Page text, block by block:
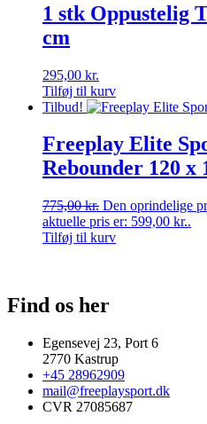
1 stk Oppustelig
cm
295,00 kr.
Tilføj til kurv
Tilbud!
Freeplay Elite
Rebounder 120 x
775,00kr. Den oprindelige
aktuelle pris er: 599,00 kr..
Tilføj til kurv
Find os her
Egensevej 23, Port 6
2770 Kastrup
+45 28962909
mail@freeplaysport.dk
CVR 27085687